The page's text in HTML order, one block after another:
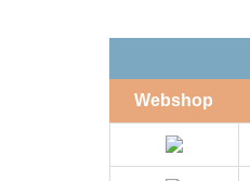
Webshop